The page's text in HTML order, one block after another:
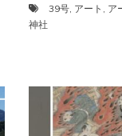
39号, アート , ア
神社